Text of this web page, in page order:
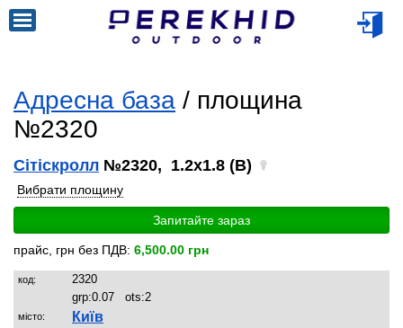
Адресна база / площина
№2320
Сітіскролл №2320, 1.2x1.8 (B)
Вибрати площину
Запитайте зараз
прайс, грн без ПДВ: 6,500.00 грн
код:
2320
grp:0.07 ots:2
місто: Київ